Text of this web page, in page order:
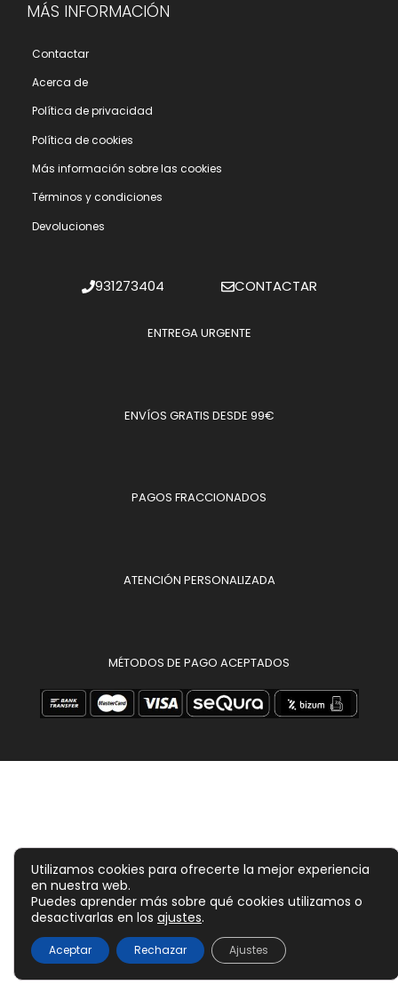
MÁS INFORMACIÓN
Contactar
Acerca de
Polí­tica de privacidad
Polí­tica de cookies
Más información sobre las cookies
Términos y condiciones
Devoluciones
931273404 CONTACTAR
ENTREGA URGENTE
ENVÍOS GRATIS DESDE 99€
PAGOS FRACCIONADOS
ATENCIÓN PERSONALIZADA
MÉTODOS DE PAGO ACEPTADOS
74,90 €
Utilizamos cookies para ofrecerte la mejor experiencia
en nuestra web.
Puedes aprender más sobre qué cookies utilizamos o
desactivarlas en los ajustes.
Aceptar Rechazar Ajustes